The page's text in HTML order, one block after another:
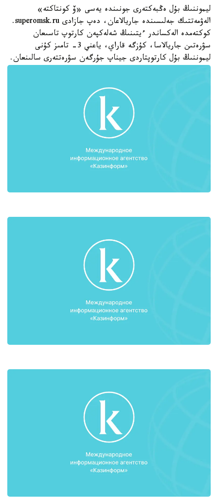
ليموننىڭ بۇل ەڭبەكتەرى جونىندە يەسى «ۆ كونتاكتە»
الەۋمەتتىك جەلىسىندە جاريالاعان، دەپ جازادى superomsk.ru.
كوكتەمدە الەكساندر ءيتىنىڭ شەلەكپەن كارتوپ تاسىعان
سۋرەتىن جاريالاسا، كۇزگە قاراي، ياعني 3- تامىز كۇنى
ليموننىڭ بۇل كارتوپتاردى جيناپ جۇرگەن سۋرەتتەرى سالىنعان.